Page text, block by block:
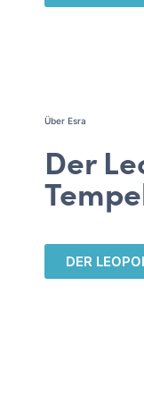
Über Esra
Der
DER